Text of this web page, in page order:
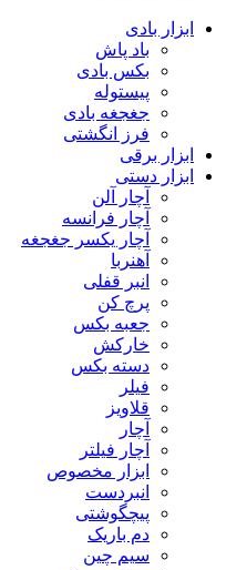
ابزار بادی
باد پاش
بکس بادی
پیستوله
جغجغه بادی
فرز انگشتی
ابزار برقی
ابزار دستی
آچار آلن
آچار فرانسه
آچار یکسر جغجغه
آهنربا
انبر قفلی
پرچ کن
جعبه بکس
خارکش
دسته بکس
فیلر
قلاویز
آچار
آچار فیلتر
ابزار مخصوص
انبردست
پیچگوشتی
دم باریک
سیم چین